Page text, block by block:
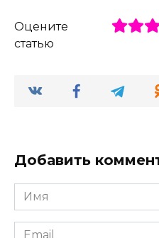
Оцените
статью
Добавить
Имя
*
Email